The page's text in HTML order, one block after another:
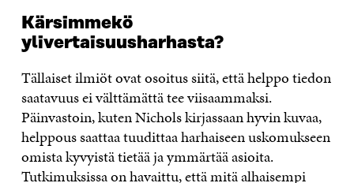
Kärsimmekö
ylivertaisuusharhasta?
Tällaiset ilmiöt ovat osoitus siitä, että helppo tiedon
saatavuus ei välttämättä tee viisaammaksi.
Päinvastoin, kuten Nichols kirjassaan hyvin kuvaa,
helppous saattaa tuudittaa harhaiseen uskomukseen
omista kyvyistä tietää ja ymmärtää asioita.
Tutkimuksissa on havaittu, että mitä alhaisempi